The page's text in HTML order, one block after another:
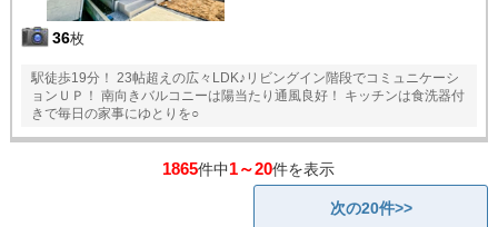
36枚
駅徒歩19分！ 23帖超えの広々LDK♪リビングイン階段でコミュニケーシ
ョンＵＰ！ 南向きバルコニーは陽当たり通風良好！ キッチンは食洗器付
きで毎日の家事にゆとりを○
1865件中1～20件を表示
次の20件>>